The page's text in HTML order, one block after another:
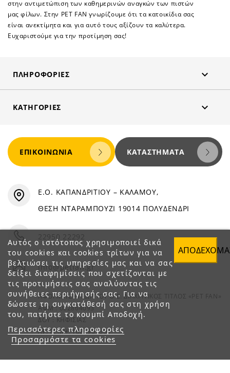
στην αντιμετώπιση των καθημερινών αναγκών των πιστών
μας φίλων. Στην PET FAN γνωρίζουμε ότι τα κατοικίδια σας
είναι ανεκτίμητα και για αυτό τους αξίζουν τα καλύτερα.
Ευχαριστούμε για την προτίμηση σας!
ΠΛΗΡΟΦΟΡΊΕΣ 
ΚΑΤΗΓΟΡΊΕΣ 
Αυτός ο ιστότοπος χρησιμοποιεί δικά
του cookies και cookies τρίτων για να
βελτιώσει τις υπηρεσίες μας και να σας
δείξει διαφημίσεις που σχετίζονται με
τις προτιμήσεις σας αναλύοντας τις
συνήθειες περιήγησής σας. Για να
δώσετε τη συγκατάθεσή σας στη χρήση
του, πατήστε το κουμπί Αποδοχή.
Περισσότερες πληροφορίες
Προσαρμόστε τα cookies
ΕΠΙΚΟΙΝΩΝΊΑ ΚΑΤΑΣΤΉΜΑΤΑ
Ε.Ο. ΚΑΠΑΝΔΡΙΤΙΟΥ – ΚΑΛΑΜΟΥ,
ΘΕΣΗ ΝΤΑΡΑΜΠΟΥΖΙ 19014 ΠΟΛΥΔΕΝΔΡΙ
22950 22292
info@petfan.gr
ΑΦΟΙ ΧΑΤΖΗΓΕΩΡΓΙΟΥ Ο.Ε. ΔΙΑΚΡΙΤΙΚΟΣ ΤΙΤΛΟΣ «PET FAN»
ΑΦΜ : 082864093
ΔΟΥ : ΚΗΦΙΣΙΑΣ
ΑΡ. ΓΕΜΗ: 1821901000